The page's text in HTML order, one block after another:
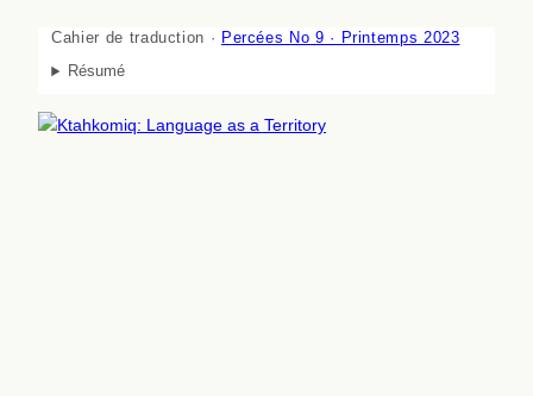
Cahier de traduction · Percées No 9 · Printemps 2023
Résumé